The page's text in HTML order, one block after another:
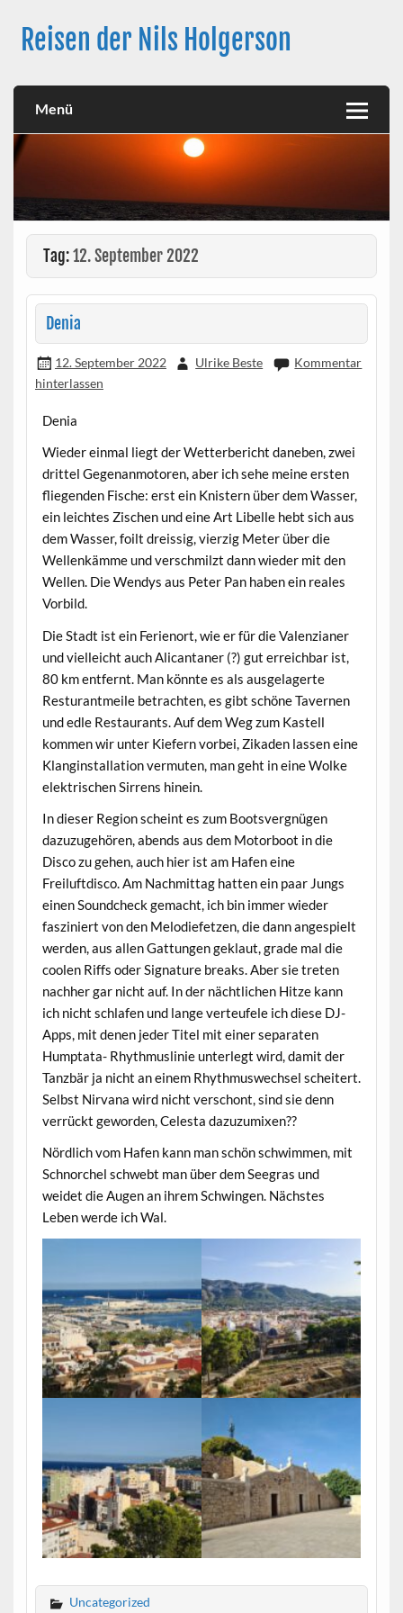
contentReisen der Nils Holgerson
Menü
Tag:12. September 2022
Denia
12. September 2022 Ulrike Beste
Kommentar
hinterlassen
Denia
Wieder einmal liegt der Wetterbericht daneben, zwei
drittel Gegenanmotoren, aber ich sehe meine ersten
fliegenden Fische: erst ein Knistern über dem Wasser,
ein leichtes Zischen und eine Art Libelle hebt sich aus
dem Wasser, foilt dreissig, vierzig Meter über die
Wellenkämme und verschmilzt dann wieder mit den
Wellen. Die Wendys aus Peter Pan haben ein reales
Vorbild.
Die Stadt ist ein Ferienort, wie er für die Valenzianer
und vielleicht auch Alicantaner (?) gut erreichbar ist,
80 km entfernt. Man könnte es als ausgelagerte
Resturantmeile betrachten, es gibt schöne Tavernen
und edle Restaurants. Auf dem Weg zum Kastell
kommen wir unter Kiefern vorbei, Zikaden lassen eine
Klanginstallation vermuten, man geht in eine Wolke
elektrischen Sirrens hinein.
In dieser Region scheint es zum Bootsvergnügen
dazuzugehören, abends aus dem Motorboot in die
Disco zu gehen, auch hier ist am Hafen eine
Freiluftdisco. Am Nachmittag hatten ein paar Jungs
einen Soundcheck gemacht, ich bin immer wieder
fasziniert von den Melodiefetzen, die dann angespielt
werden, aus allen Gattungen geklaut, grade mal die
coolen Riffs oder Signature breaks. Aber sie treten
nachher gar nicht auf. In der nächtlichen Hitze kann
ich nicht schlafen und lange verteufele ich diese DJ-
Apps, mit denen jeder Titel mit einer separaten
Humptata- Rhythmuslinie unterlegt wird, damit der
Tanzbär ja nicht an einem Rhythmuswechsel scheitert.
Selbst Nirvana wird nicht verschont, sind sie denn
verrückt geworden, Celesta dazuzumixen??
Nördlich vom Hafen kann man schön schwimmen, mit
Schnorchel schwebt man über dem Seegras und
weidet die Augen an ihrem Schwingen. Nächstes
Leben werde ich Wal.
Uncategorized